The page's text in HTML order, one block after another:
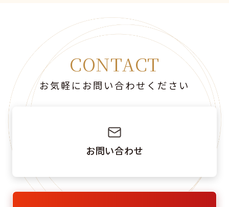
CONTACT
お気軽にお問い合わせください
お問い合わせ